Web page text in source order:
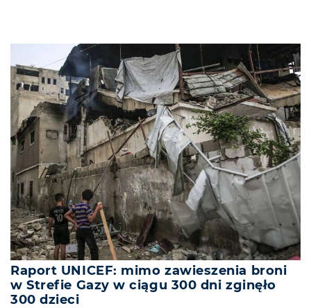
Raport UNICEF: mimo zawieszenia broni
w Strefie Gazy w ciągu 300 dni zginęło
300 dzieci